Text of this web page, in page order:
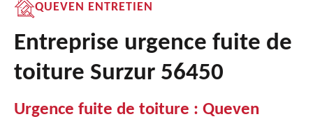
QUEVEN ENTRETIEN
Entreprise urgence fuite de
toiture Surzur 56450
Urgence fuite de toiture : Queven